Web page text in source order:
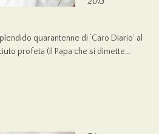
quarantenne di ‘Caro Diario’ al
profeta (il Papa che si dimette...